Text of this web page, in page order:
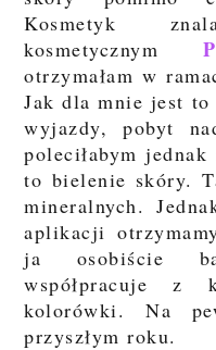
Kosmetyk
kosmetycznym
otrzymałam w
Jak dla mnie jest
wyjazdy, pobyt
poleciłabym
to bielenie skóry.
mineralnych.
aplikacji
ja osobiście
współpracuje z
kolorówki. Na
przyszłym roku.